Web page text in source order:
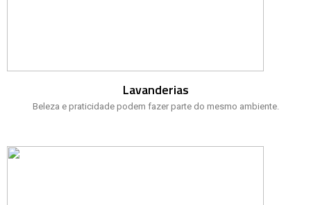
Lavanderias
Beleza e praticidade podem fazer parte do mesmo ambiente.